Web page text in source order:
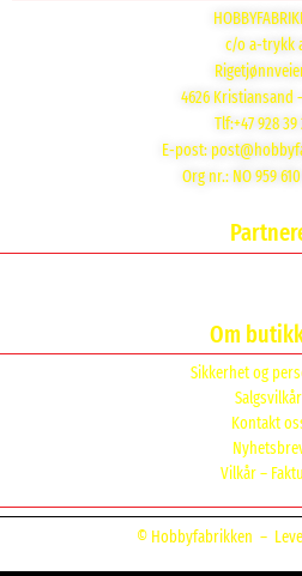
c/o a-trykk
4626 Kristiansand
Tlf:+47 928 39
E-post:
Org nr.: NO 959
Om
Sikkerhet og
Salgsvilkår
Kontakt
Vilkår –
© Hobbyfabrikken –